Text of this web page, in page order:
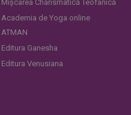
Mișcarea Charismatică Teofanică
Academia de Yoga online
ATMAN
Editura Ganesha
Editura Venusiana